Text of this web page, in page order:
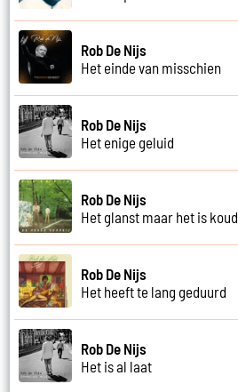
Rob De Nijs
Het einde van misschien
Rob De Nijs
Het enige geluid
Rob De Nijs
Het glanst maar het is koud
Rob De Nijs
Het heeft te lang geduurd
Rob De Nijs
Het is al laat